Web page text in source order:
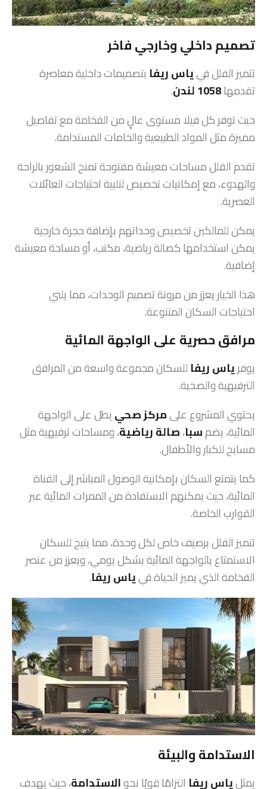
تصميم داخلي وخارجي فاخر
تتميز الفلل فيياس ريفا بتصميمات داخلية معاصرة
تقدمها1058 لندن
.
حيث توفر كل فيلا مستوى عالٍ من الفخامة مع تفاصيل
مميزة مثل المواد الطبيعية والخامات المستدامة.
تقدم الفلل مساحات معيشة مفتوحة تمنح الشعور بالراحة
والهدوء، مع إمكانيات تخصيص لتلبية احتياجات العائلات
العصرية.
يمكن للمالكين تخصيص وحداتهم بإضافة حجرة خارجية
يمكن استخدامها كصالة رياضية، مكتب، أو مساحة معيشة
إضافية.
هذا الخيار يعزز من مرونة تصميم الوحدات، مما يلبي
احتياجات السكان المتنوعة.
مرافق حصرية على الواجهة المائية
يوفرياس ريفا للسكان مجموعة واسعة من المرافق
الترفيهية والصحية.
يحتوي المشروع علىمركز صحييطل على الواجهة
المائية، يضمسبا،صالة رياضية، ومساحات ترفيهية مثل
مسابح للكبار والأطفال.
كما يتمتع السكان بإمكانية الوصول المباشر إلى القناة
المائية، حيث يمكنهم الاستفادة من الممرات المائية عبر
القوارب الخاصة.
تتميز الفلل برصيف خاص لكل وحدة، مما يتيح للسكان
الاستمتاع بالواجهة المائية بشكل يومي، ويعزز من عنصر
الفخامة الذي يميز الحياة فيياس ريفا.
الاستدامة والبيئة
يمثلياس ريفا التزامًا قويًا نحوالاستدامة، حيث يهدف